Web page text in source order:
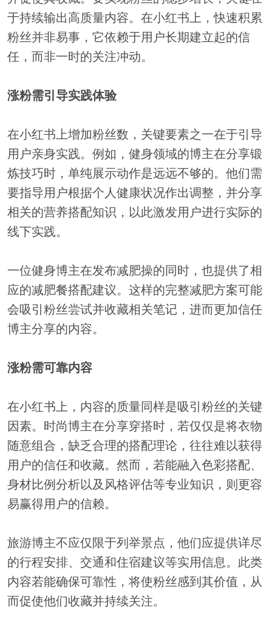
于持续输出高质量内容。在小红书上，快速积累
粉丝并非易事，它依赖于用户长期建立起的信
任，而非一时的关注冲动。
涨粉需引导实践体验
在小红书上增加粉丝数，关键要素之一在于引导
用户亲身实践。例如，健身领域的博主在分享锻
炼技巧时，单纯展示动作是远远不够的。他们需
要指导用户根据个人健康状况作出调整，并分享
相关的营养搭配知识，以此激发用户进行实际的
线下实践。
一位健身博主在发布减肥操的同时，也提供了相
应的减肥餐搭配建议。这样的完整减肥方案可能
会吸引粉丝尝试并收藏相关笔记，进而更加信任
博主分享的内容。
涨粉需可靠内容
在小红书上，内容的质量同样是吸引粉丝的关键
因素。时尚博主在分享穿搭时，若仅仅是将衣物
随意组合，缺乏合理的搭配理论，往往难以获得
用户的信任和收藏。然而，若能融入色彩搭配、
身材比例分析以及风格评估等专业知识，则更容
易赢得用户的信赖。
旅游博主不应仅限于列举景点，他们应提供详尽
的行程安排、交通和住宿建议等实用信息。此类
内容若能确保可靠性，将使粉丝感到其价值，从
而促使他们收藏并持续关注。